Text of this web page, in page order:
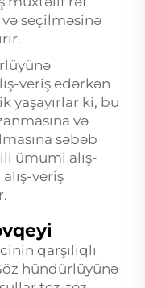
seçilməsinə
veriş edərkən
yaşayırlar ki, bu
və
səbəb
ümumi alış-
veriş
qarşılıqlı
hündürlüyünə